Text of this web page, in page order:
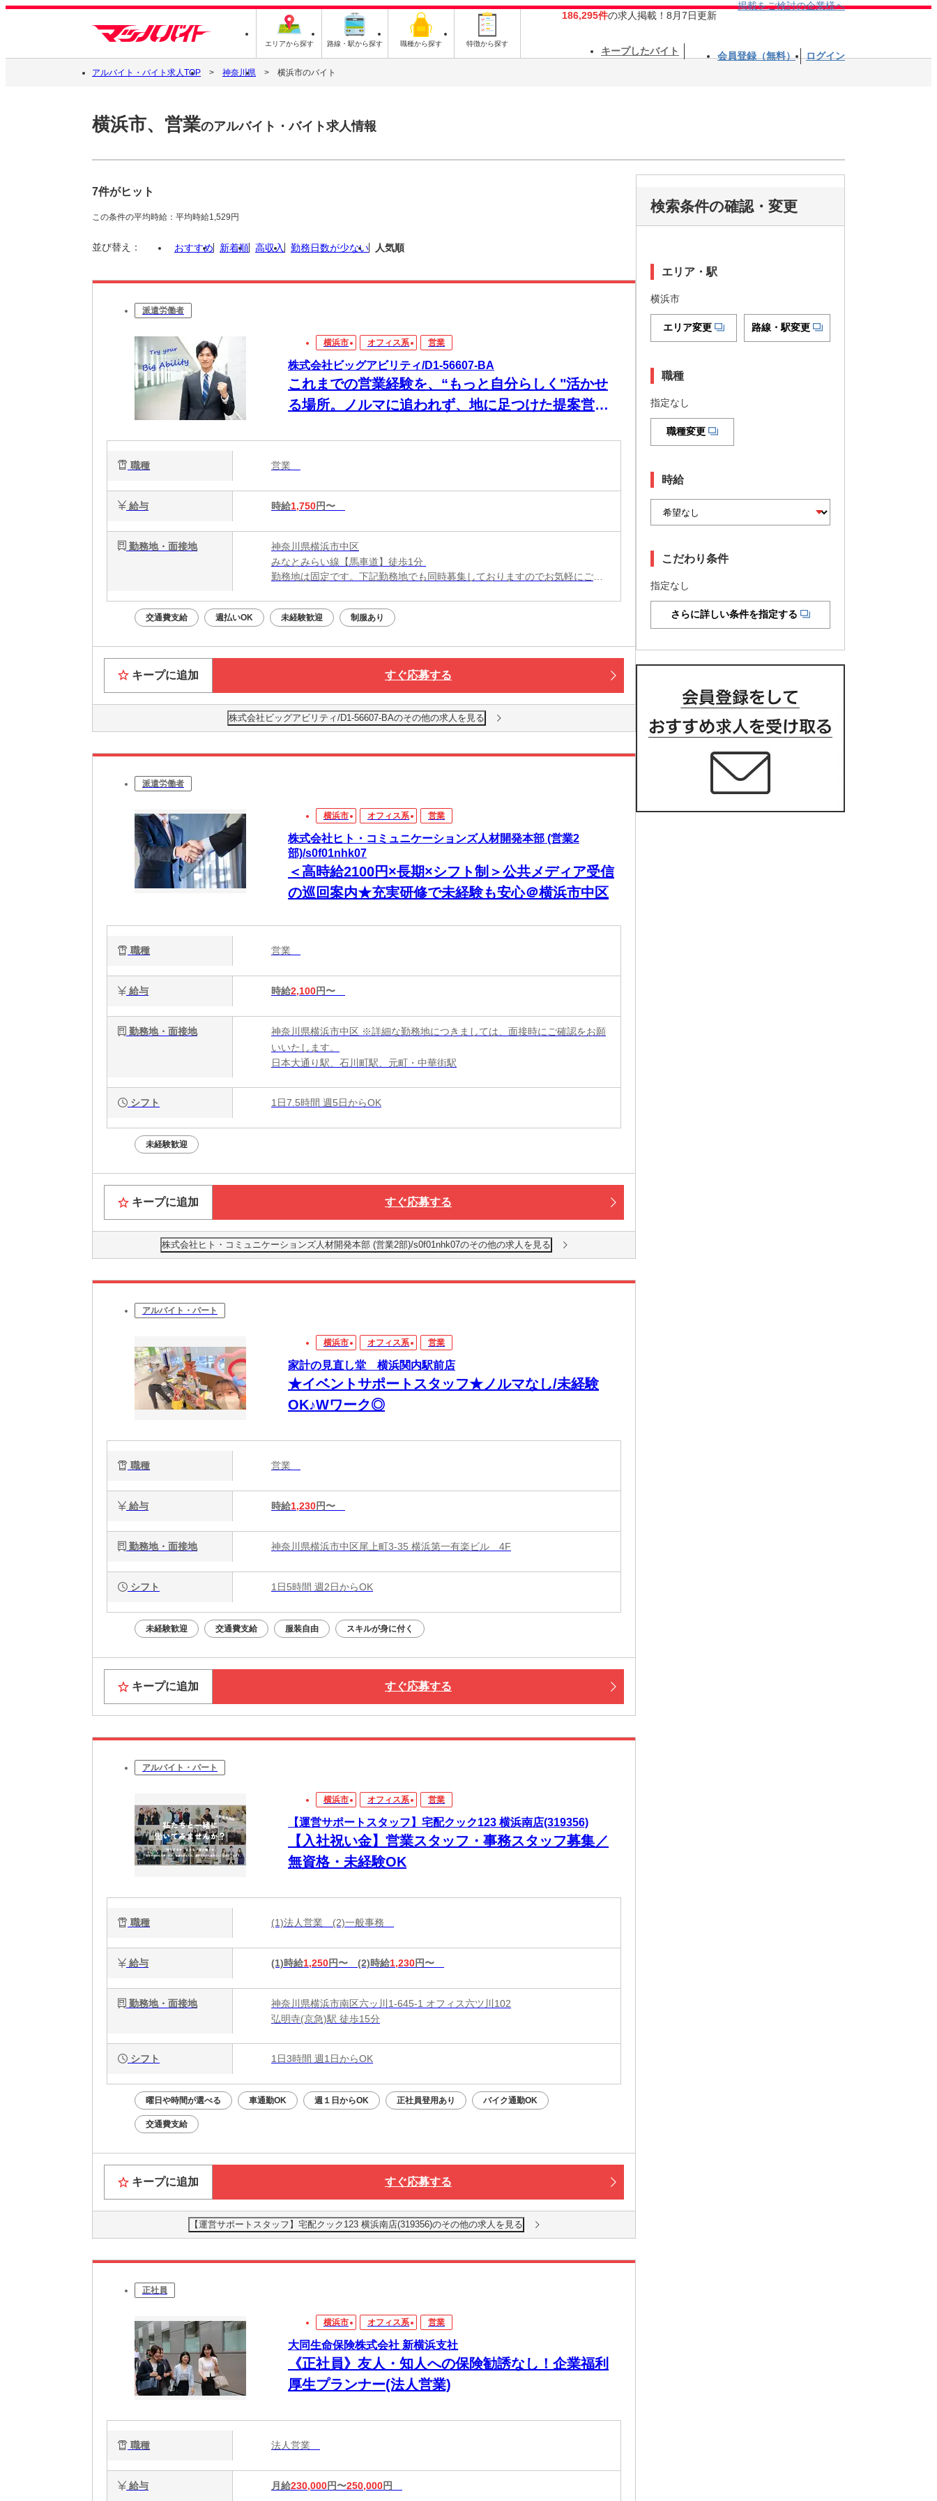
エリアから探す 路線・駅から探す 職種から探す 特徴から探す
186,295件の求人掲載！8月7日更新
掲載をご検討の企業様へ
キープしたバイト 会員登録（無料） ログイン
アルバイト・バイト求人TOP 神奈川県 横浜市のバイト
横浜市、営業のアルバイト・バイト求人情報
7件がヒット
この条件の平均時給：平均時給1,529円
並び替え： おすすめ 新着順 高収入 勤務日数が少ない 人気順
派遣労働者
横浜市 オフィス系 営業
株式会社ビッグアビリティ/D1-56607-BA
これまでの営業経験を、“もっと自分らしく"活かせ
る場所。ノルマに追われず、地に足つけた提案営業
職種 営業
給与 時給1,750円〜
勤務地・面接地
神奈川県横浜市中区
みなとみらい線【馬車道】徒歩1分
勤務地は固定です。下記勤務地でも同時募集しておりますのでお気軽にご相
交通費支給 週払いOK 未経験歓迎 制服あり
キープに追加 すぐ応募する
株式会社ビッグアビリティ/D1-56607-BAのその他の求人を見る
派遣労働者
横浜市 オフィス系 営業
株式会社ヒト・コミュニケーションズ人材開発本部 (営業2
部)/s0f01nhk07
＜高時給2100円×長期×シフト制＞公共メディア受信
の巡回案内★充実研修で未経験も安心＠横浜市中区
職種 営業
給与 時給2,100円〜
勤務地・面接地
神奈川県横浜市中区 ※詳細な勤務地につきましては、面接時にご確認をお願
いいたします。
日本大通り駅、石川町駅、元町・中華街駅
シフト 1日7.5時間 週5日からOK
未経験歓迎
キープに追加 すぐ応募する
株式会社ヒト・コミュニケーションズ人材開発本部 (営業2部)/s0f01nhk07のその他の求人を見る
アルバイト・パート
横浜市 オフィス系 営業
家計の見直し堂 横浜関内駅前店
★イベントサポートスタッフ★ノルマなし/未経験
OK♪Wワーク◎
職種 営業
給与 時給1,230円〜
勤務地・面接地 神奈川県横浜市中区尾上町3-35 横浜第一有楽ビル 4F
シフト 1日5時間 週2日からOK
未経験歓迎 交通費支給 服装自由 スキルが身に付く
キープに追加 すぐ応募する
アルバイト・パート
横浜市 オフィス系 営業
【運営サポートスタッフ】宅配クック123 横浜南店(319356)
【入社祝い金】営業スタッフ・事務スタッフ募集／
無資格・未経験OK
職種 (1)法人営業 (2)一般事務
給与 (1)時給1,250円〜 (2)時給1,230円〜
勤務地・面接地
神奈川県横浜市南区六ッ川1-645-1 オフィス六ツ川102
弘明寺(京急)駅 徒歩15分
シフト 1日3時間 週1日からOK
曜日や時間が選べる 車通勤OK 週１日からOK 正社員登用あり バイク通勤OK
交通費支給
キープに追加 すぐ応募する
【運営サポートスタッフ】宅配クック123 横浜南店(319356)のその他の求人を見る
正社員
横浜市 オフィス系 営業
大同生命保険株式会社 新横浜支社
《正社員》友人・知人への保険勧誘なし！企業福利
厚生プランナー(法人営業)
職種 法人営業
給与 月給230,000円〜250,000円
検索条件の確認・変更
エリア・駅
横浜市
エリア変更 路線・駅変更
職種
指定なし
職種変更
時給
こだわり条件
指定なし
さらに詳しい条件を指定する